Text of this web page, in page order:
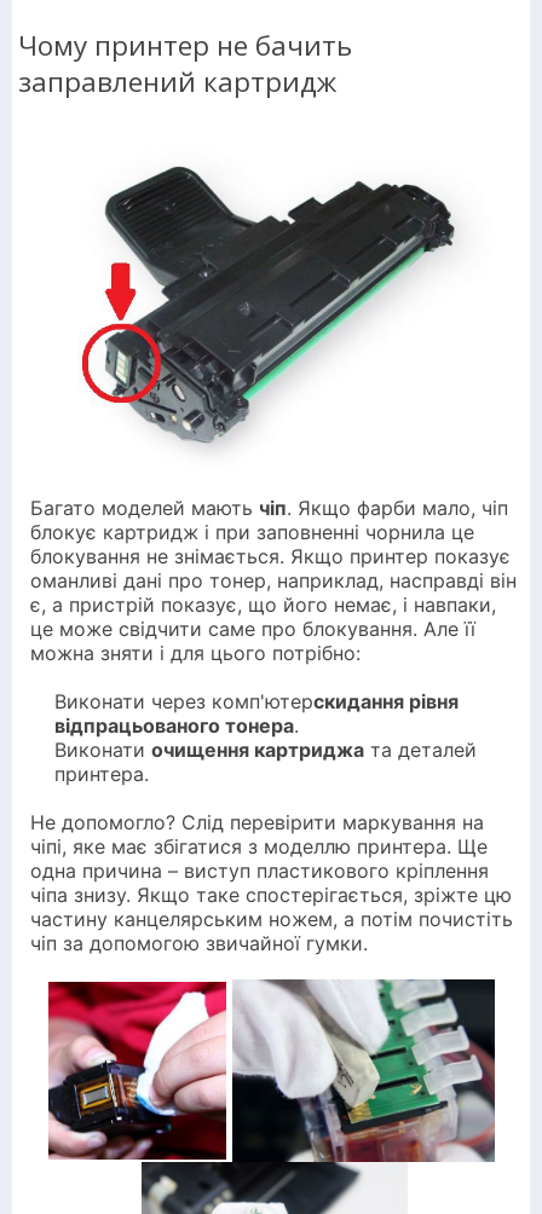
Чому принтер не бачить
заправлений картридж
Багато моделей мають чіп. Якщо фарби мало, чіп
блокує картридж і при заповненні чорнила це
блокування не знімається. Якщо принтер показує
оманливі дані про тонер, наприклад, насправді він
є, а пристрій показує, що його немає, і навпаки,
це може свідчити саме про блокування. Але її
можна зняти і для цього потрібно:
Виконати через комп'ютерскидання рівня
відпрацьованого тонера.
Виконати очищення картриджа та деталей
принтера.
Не допомогло? Слід перевірити маркування на
чіпі, яке має збігатися з моделлю принтера. Ще
одна причина – виступ пластикового кріплення
чіпа знизу. Якщо таке спостерігається, зріжте цю
частину канцелярським ножем, а потім почистіть
чіп за допомогою звичайної гумки.